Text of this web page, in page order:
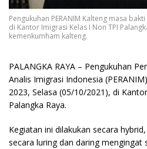
Pengukuhan PERANIM Kalteng masa
di Kantor Imigrasi Kelas I Non TPI
kemenkumham kalteng.
PALANGKA RAYA – Pengukuhan
Analis Imigrasi Indonesia (PERANIM)
2023, Selasa (05/10/2021), di
Palangka Raya.
Kegiatan ini dilakukan secara
secara luring dan daring mengingat